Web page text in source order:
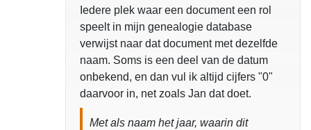
Iedere plek waar een document een rol
speelt in mijn genealogie database
verwijst naar dat document met dezelfde
naam. Soms is een deel van de datum
onbekend, en dan vul ik altijd cijfers "0"
daarvoor in, net zoals Jan dat doet.
Met als naam het jaar, waarin dit